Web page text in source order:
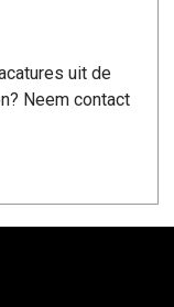
uit de
Neem contact